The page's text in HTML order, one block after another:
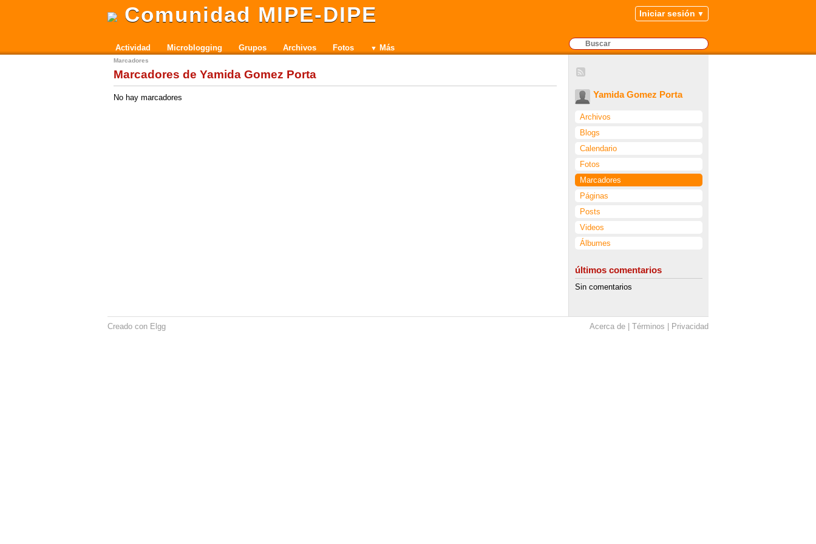
Comunidad MIPE-DIPE Iniciar sesión
Actividad Microblogging Grupos Archivos Fotos Más
Yamida Gomez Porta
Archivos
Blogs
Calendario
Fotos
Marcadores
Páginas
Posts
Videos
Álbumes
últimos comentarios
Sin comentarios
Marcadores
Marcadores de Yamida Gomez Porta
No hay marcadores
Acerca de Términos Privacidad
Creado con Elgg